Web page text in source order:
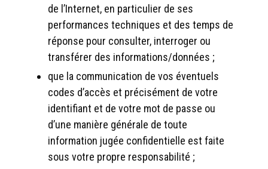
de l’Internet, en particulier de ses
performances techniques et des temps de
réponse pour consulter, interroger ou
transférer des informations/données ;
que la communication de vos éventuels
codes d’accès et précisément de votre
identifiant et de votre mot de passe ou
d’une manière générale de toute
information jugée confidentielle est faite
sous votre propre responsabilité ;